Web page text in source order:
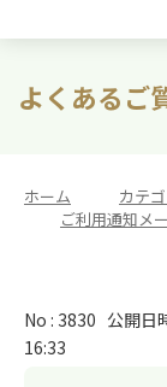
よくあるご
ホーム カテ
ご利用通知メ
No : 3830 公開日
16:33